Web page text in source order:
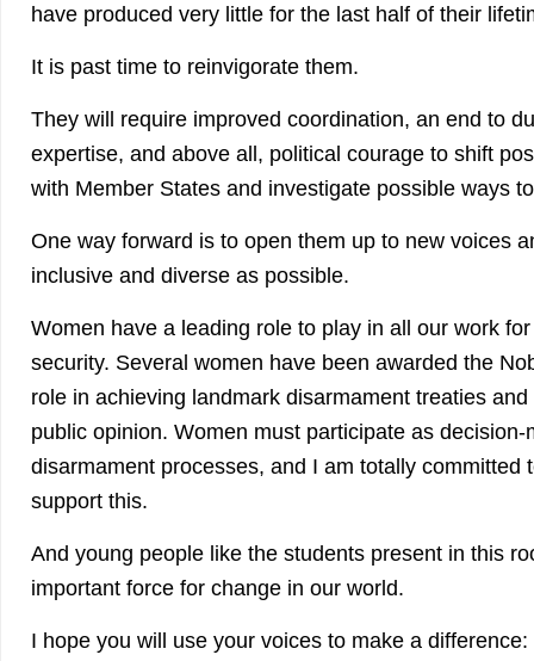
have produced very little for the last half of their
It is past time to reinvigorate them.
They will require improved coordination, an end to
expertise, and above all, political courage to shift
with Member States and investigate possible ways
One way forward is to open them up to new voices
inclusive and diverse as possible.
Women have a leading role to play in all our work
security. Several women have been awarded the
role in achieving landmark disarmament treaties
public opinion. Women must participate as decision-
disarmament processes, and I am totally committed
support this.
And young people like the students present in this
important force for change in our world.
I hope you will use your voices to make a